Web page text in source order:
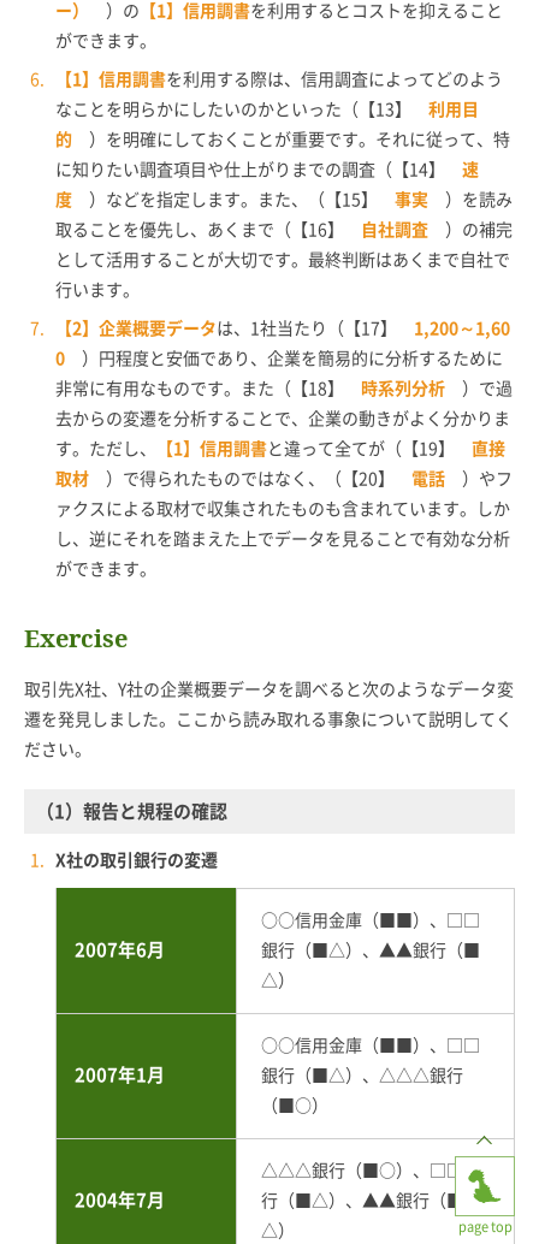
ー） ）の 【1】信用調書を利用するとコストを抑えること
ができます。
【1】信用調書を利用する際は、信用調査によってどのよう
なことを明らかにしたいのかといった（【13】
利用目
的 ）を明確にしておくことが重要です。それに従って、特
に知りたい調査項目や仕上がりまでの調査（【14】
速
度 ）などを指定します。また、（【15】 事実 ）を読み
取ることを優先し、あくまで（【16】
自社調査 ）の補完
として活用することが大切です。最終判断はあくまで自社で
行います。
【2】企業概要データは、1社当たり（【17】
1,200～1,60
0 ）円程度と安価であり、企業を簡易的に分析するために
非常に有用なものです。また（【18】
時系列分析 ）で過
去からの変遷を分析することで、企業の動きがよく分かりま
す。ただし、
【1】信用調書と違って全てが（【19】
直接
取材 ）で得られたものではなく、（【20】 電話 ）やフ
ァクスによる取材で収集されたものも含まれています。しか
し、逆にそれを踏まえた上でデータを見ることで有効な分析
ができます。
Exercise
取引先X社、Y社の企業概要データを調べると次のようなデータ変
遷を発見しました。ここから読み取れる事象について説明してく
ださい。
（1）報告と規程の確認
X社の取引銀行の変遷
2007年6月
○○信用金庫（■■）、□□
銀行（■△）、▲▲銀行（■
△）
2007年1月
○○信用金庫（■■）、□□
銀行（■△）、△△△銀行
（■○）
2004年7月
△△△銀行（■○）、□□銀
行（■△）、▲▲銀行（■
△）
page top